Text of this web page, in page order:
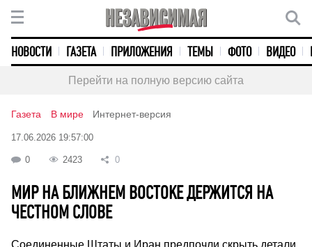
НОВОСТИ ГАЗЕТА ПРИЛОЖЕНИЯ ТЕМЫ ФОТО ВИДЕО
Перейти на полную версию сайта
Газета В мире Интернет-версия
17.06.2026 19:57:00
0 2423 0
МИР НА БЛИЖНЕМ ВОСТОКЕ ДЕРЖИТСЯ НА
ЧЕСТНОМ СЛОВЕ